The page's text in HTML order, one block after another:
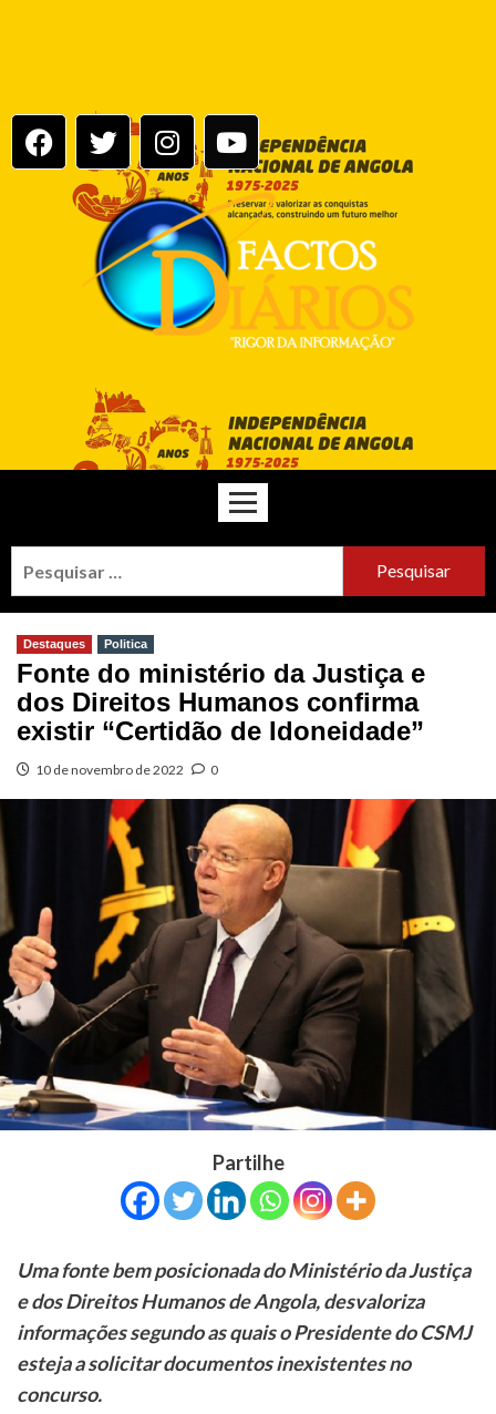
Destaques Politica
Fonte do ministério da Justiça e
dos Direitos Humanos confirma
existir “Certidão de Idoneidade”
10 de novembro de 2022 0
Partilhe
Uma fonte bem posicionada do Ministério da Justiça
e dos Direitos Humanos de Angola, desvaloriza
informações segundo as quais o Presidente do CSMJ
esteja a solicitar documentos inexistentes no
concurso.